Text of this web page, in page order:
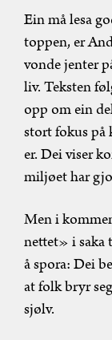
Ein må lesa
toppen, er
vonde jenter
liv. Teksten
opp om ein
stort fokus
er. Dei viser
miljøet har
Men i
nettet» i saka
å spora: Dei
at folk bryr
sjølv.